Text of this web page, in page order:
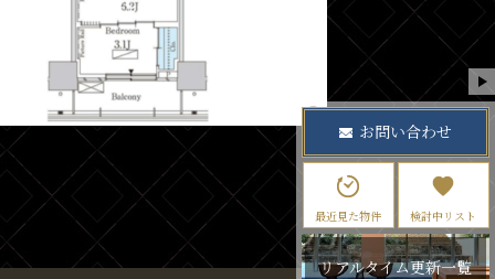
お問い合わせ
最近見た物件 検討中リスト
リアルタイム更新一覧